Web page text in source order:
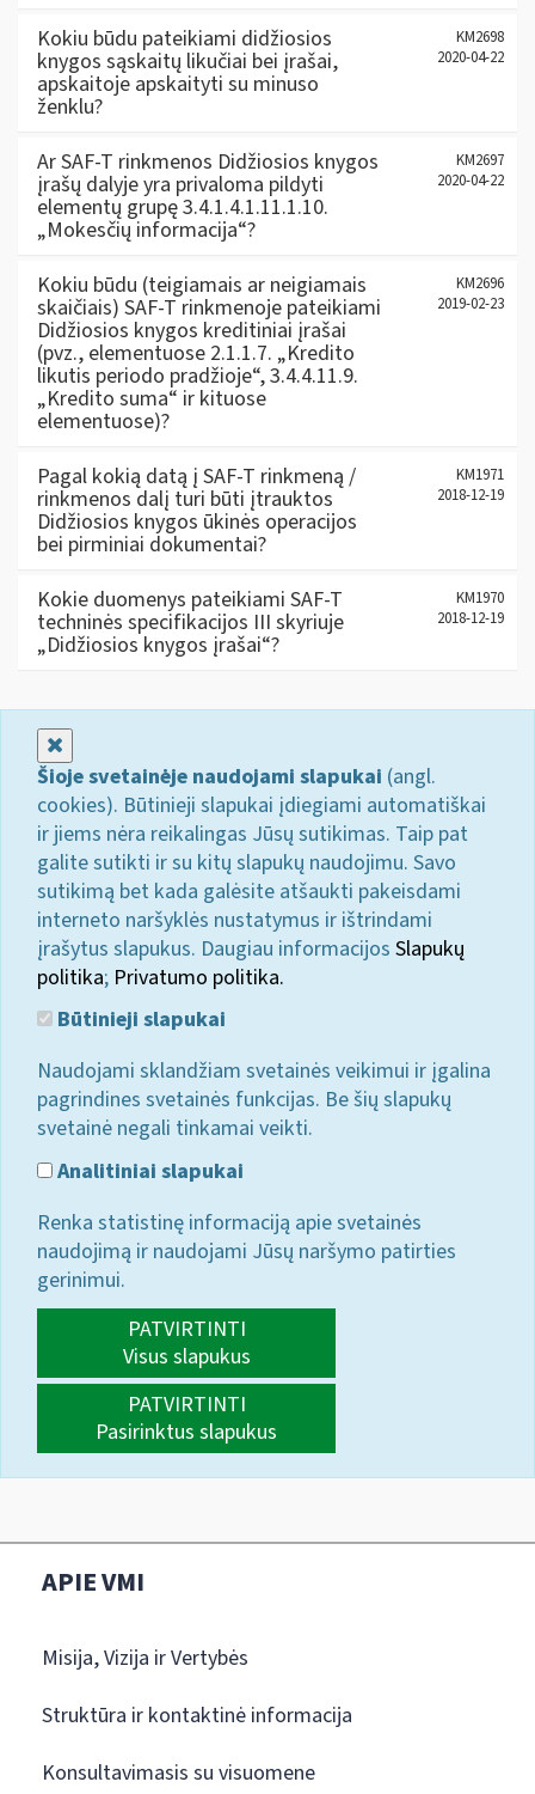
Kokiu būdu pateikiami didžiosios
knygos sąskaitų likučiai bei įrašai,
apskaitoje apskaityti su minuso
ženklu?
KM2698
2020-04-22
Ar SAF-T rinkmenos Didžiosios knygos
įrašų dalyje yra privaloma pildyti
elementų grupę 3.4.1.4.1.11.1.10.
„Mokesčių informacija“?
KM2697
2020-04-22
Kokiu būdu (teigiamais ar neigiamais
skaičiais) SAF-T rinkmenoje pateikiami
Didžiosios knygos kreditiniai įrašai
(pvz., elementuose 2.1.1.7. „Kredito
likutis periodo pradžioje“, 3.4.4.11.9.
„Kredito suma“ ir kituose
elementuose)?
KM2696
2019-02-23
Pagal kokią datą į SAF-T rinkmeną /
rinkmenos dalį turi būti įtrauktos
Didžiosios knygos ūkinės operacijos
bei pirminiai dokumentai?
KM1971
2018-12-19
Kokie duomenys pateikiami SAF-T
techninės specifikacijos III skyriuje
„Didžiosios knygos įrašai“?
KM1970
2018-12-19
Šioje svetainėje naudojami slapukai (angl.
cookies). Būtinieji slapukai įdiegiami automatiškai
ir jiems nėra reikalingas Jūsų sutikimas. Taip pat
galite sutikti ir su kitų slapukų naudojimu. Savo
sutikimą bet kada galėsite atšaukti pakeisdami
interneto naršyklės nustatymus ir ištrindami
įrašytus slapukus. Daugiau informacijos Slapukų
politika; Privatumo politika.
Būtinieji slapukai
Naudojami sklandžiam svetainės veikimui ir įgalina
pagrindines svetainės funkcijas. Be šių slapukų
svetainė negali tinkamai veikti.
Analitiniai slapukai
Renka statistinę informaciją apie svetainės
naudojimą ir naudojami Jūsų naršymo patirties
gerinimui.
PATVIRTINTI
Visus slapukus
PATVIRTINTI
Pasirinktus slapukus
APIE VMI
Misija, Vizija ir Vertybės
Struktūra ir kontaktinė informacija
Konsultavimasis su visuomene